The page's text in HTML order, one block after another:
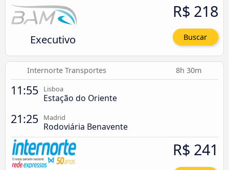
Executivo
R$ 218
Buscar
Internorte Transportes 8h 30m
11:55 Lisboa
Estação do Oriente
21:25 Madrid
Rodoviária Benavente
R$ 241